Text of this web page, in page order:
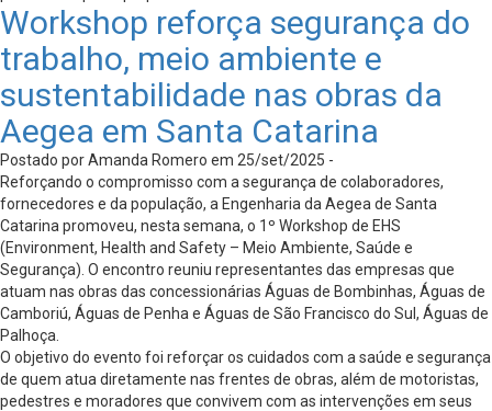
Workshop reforça segurança do
trabalho, meio ambiente e
sustentabilidade nas obras da
Aegea em Santa Catarina
Postado por Amanda Romero em 25/set/2025 -
Reforçando o compromisso com a segurança de colaboradores,
fornecedores e da população, a Engenharia da Aegea de Santa
Catarina promoveu, nesta semana, o 1º Workshop de EHS
(Environment, Health and Safety – Meio Ambiente, Saúde e
Segurança). O encontro reuniu representantes das empresas que
atuam nas obras das concessionárias Águas de Bombinhas, Águas de
Camboriú, Águas de Penha e Águas de São Francisco do Sul, Águas de
Palhoça.
O objetivo do evento foi reforçar os cuidados com a saúde e segurança
de quem atua diretamente nas frentes de obras, além de motoristas,
pedestres e moradores que convivem com as intervenções em seus